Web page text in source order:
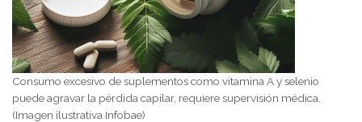
Consumo excesivo de suplementos como vitamina A y selenio
puede agravar la pérdida capilar, requiere supervisión médica.
(Imagen ilustrativa Infobae)